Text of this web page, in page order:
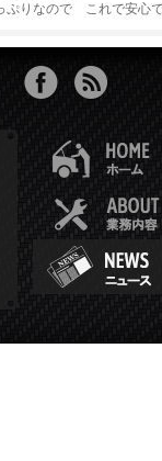
ぷりなので これで安心